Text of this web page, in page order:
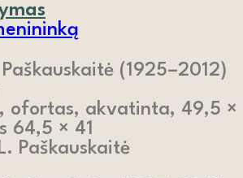
(1925–2012)
ofortas, akvatinta, 49,5 ×
64,5 × 41
Paškauskaitė